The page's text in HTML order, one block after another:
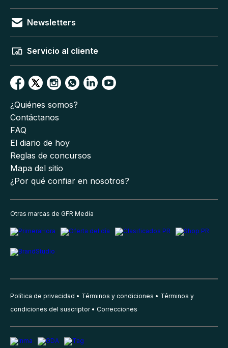
Newsletters
Servicio al cliente
¿Quiénes somos?
Contáctanos
FAQ
El diario de hoy
Reglas de concursos
Mapa del sitio
¿Por qué confiar en nosotros?
Otras marcas de GFR Media
Política de privacidad Términos y condiciones
Términos y
condiciones del suscriptor
Correcciones